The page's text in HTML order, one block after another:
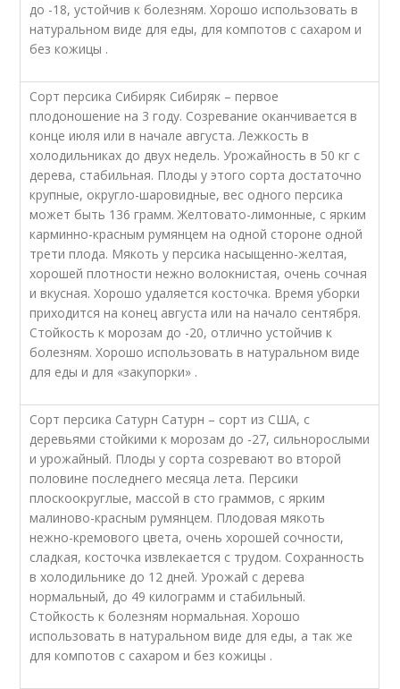
до -18, устойчив к болезням. Хорошо использовать в
натуральном виде для еды, для компотов с сахаром и
без кожицы .
Сорт персика Сибиряк Сибиряк – первое
плодоношение на 3 году. Созревание оканчивается в
конце июля или в начале августа. Лежкость в
холодильниках до двух недель. Урожайность в 50 кг с
дерева, стабильная. Плоды у этого сорта достаточно
крупные, округло-шаровидные, вес одного персика
может быть 136 грамм. Желтовато-лимонные, с ярким
карминно-красным румянцем на одной стороне одной
трети плода. Мякоть у персика насыщенно-желтая,
хорошей плотности нежно волокнистая, очень сочная
и вкусная. Хорошо удаляется косточка. Время уборки
приходится на конец августа или на начало сентября.
Стойкость к морозам до -20, отлично устойчив к
болезням. Хорошо использовать в натуральном виде
для еды и для «закупорки» .
Сорт персика Сатурн Сатурн – сорт из США, с
деревьями стойкими к морозам до -27, сильнорослыми
и урожайный. Плоды у сорта созревают во второй
половине последнего месяца лета. Персики
плоскоокруглые, массой в сто граммов, с ярким
малиново-красным румянцем. Плодовая мякоть
нежно-кремового цвета, очень хорошей сочности,
сладкая, косточка извлекается с трудом. Сохранность
в холодильнике до 12 дней. Урожай с дерева
нормальный, до 49 килограмм и стабильный.
Стойкость к болезням нормальная. Хорошо
использовать в натуральном виде для еды, а так же
для компотов с сахаром и без кожицы .